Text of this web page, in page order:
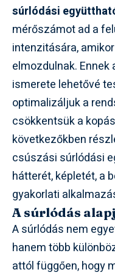
súrlódási
mérőszámot ad a
intenzitására,
elmozdulnak.
ismerete lehetővé
optimalizáljuk a
csökkentsük a
következőkben
csúszási súrlódási
hátterét, képletét, a
gyakorlati
A súrlódás
A súrlódás nem
hanem több
attól függően, hogy